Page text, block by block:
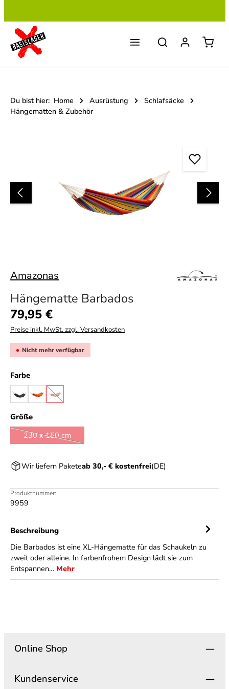
Du bist hier: Home Ausrüstung
Schlafsäcke
Hängematten & Zubehör
Amazonas
Hängematte Barbados
Regulärer Preis:
79,95 €
Preise inkl. MwSt. zzgl. Versandkosten
Nicht mehr verfügbar
Farbeauswählen
blackpapayarainbow
(Diese Option ist zurzeit nicht verfügbar.)
Größeauswählen
230 x 150 cm
(Diese Option ist zurzeit nicht verfügbar.)
Wir liefern Paketeab 30,- € kostenfrei(DE)
Produktnummer:
9959
Beschreibung
Die Barbados ist eine XL-Hängematte für das Schaukeln zu
zweit oder alleine. In farbenfrohem Design lädt sie zum
Entspannen… Mehr
Online Shop
Kundenservice